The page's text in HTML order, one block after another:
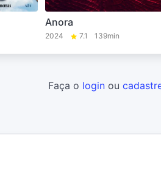
Anora
2024 7.1 139min
Faça o login ou